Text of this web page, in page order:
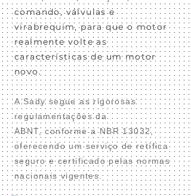
comando, válvulas e
virabrequim, para que o motor
realmente volte as
características de um motor
novo.
A Sady segue as rigorosas
regulamentações da
ABNT, conforme a NBR 13032,
oferecendo um serviço de retífica
seguro e certificado pelas normas
nacionais vigentes.